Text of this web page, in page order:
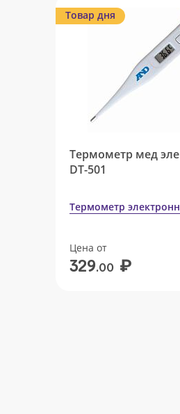
Товар дня
Термометр мед
DT-501
Термометр
Цена от
329.00 ₽